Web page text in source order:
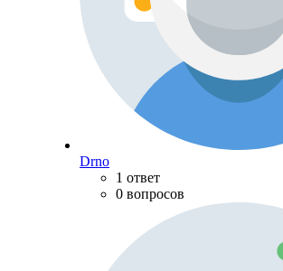
Drno
1 ответ
0 вопросов